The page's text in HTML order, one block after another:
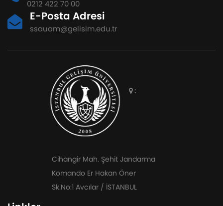
0212 422 70 00
E-Posta Adresi
ssauam@gelisim.edu.tr
:
Cihangir Mah. Şehit Jandarma
Komando Er Hakan Öner
Sk.No:1 Avcılar / İSTANBUL